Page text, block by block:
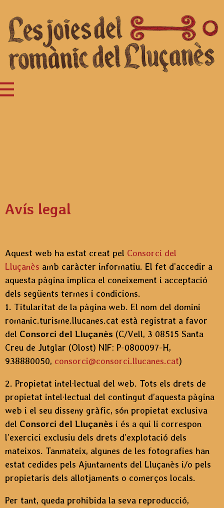
Joc del romànic del Lluçanès
Avís legal
Aquest web ha estat creat pel Consorci del
Lluçanès amb caràcter informatiu. El fet d’accedir a
aquesta pàgina implica el coneixement i acceptació
dels següents termes i condicions.
1. Titularitat de la pàgina web. El nom del domini
romanic.turisme.llucanes.cat està registrat a favor
del Consorci del Lluçanès (C/Vell, 3 08515 Santa
Creu de Jutglar (Olost) NIF: P-0800097-H,
938880050, consorci@consorci.llucanes.cat)
2. Propietat intel·lectual del web. Tots els drets de
propietat intel·lectual del contingut d’aquesta pàgina
web i el seu disseny gràfic, són propietat exclusiva
del Consorci del Lluçanès i és a qui li correspon
l’exercici exclusiu dels drets d’explotació dels
mateixos. Tanmateix, algunes de les fotografies han
estat cedides pels Ajuntaments del Lluçanès i/o pels
propietaris dels allotjaments o comerços locals.
Per tant, queda prohibida la seva reproducció,